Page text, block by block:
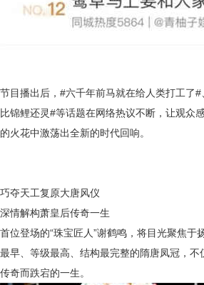
节目播出后， #六千年前马就在给人类打工了
比锦鲤还灵#等话题在网络热议不断，让观众
的火花中激荡出全新的时代回响。
巧夺天工复原大唐风仪
深情解构萧皇后传奇一生
首位登场的“珠宝匠人”谢鹤鸣，将目光聚焦于
最早、等级最高、结构最完整的隋唐凤冠，
传奇而跌宕的一生。